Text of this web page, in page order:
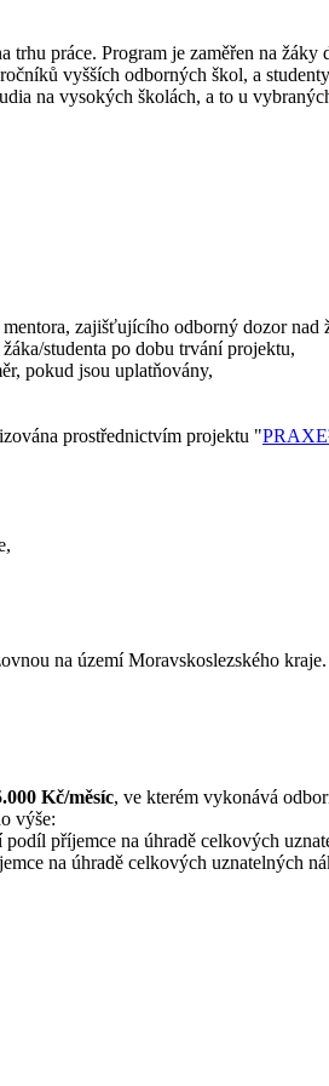
práce. Program je zaměřen na
vyšších odborných škol, a
na vysokých školách, a to u
zajišťujícího odborný dozor nad
studenta po dobu trvání projektu,
pokud jsou uplatňovány,
prostřednictvím projektu "
na území Moravskoslezského kraje.
Kč/měsíc, ve kterém vykonává
výše:
příjemce na úhradě celkových
na úhradě celkových uznatelných